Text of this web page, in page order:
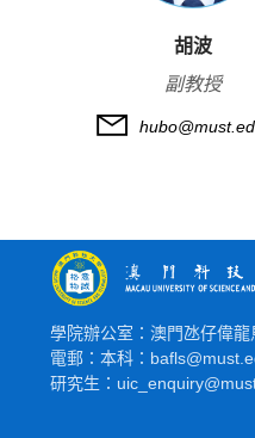
胡波
副教授
學院辦公室：澳門氹仔偉
電郵：本科：
研究生：